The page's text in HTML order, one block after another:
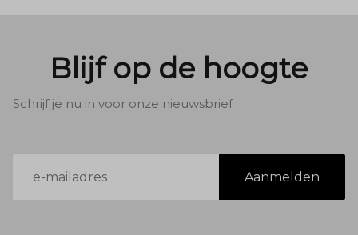
Blijf op de hoogte
Schrijf je nu in voor onze nieuwsbrief
mailadres
Aanmelden